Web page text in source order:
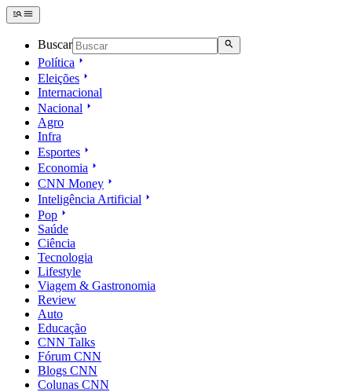
Buscar
Política
Eleições
Internacional
Nacional
Agro
Infra
Esportes
Economia
CNN Money
Inteligência Artificial
Pop
Saúde
Ciência
Tecnologia
Lifestyle
Viagem & Gastronomia
Review
Auto
Educação
CNN Talks
Fórum CNN
Blogs CNN
Colunas CNN